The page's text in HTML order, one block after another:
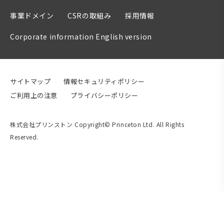
事業ドメイン CSRの取組み 採用情報
Corporate information English version
サイトマップ
情報セキュリティポリシー
ご利用上の注意
プライバシーポリシー
株式会社プリンストン Copyright© Princeton Ltd. All Rights
Reserved.